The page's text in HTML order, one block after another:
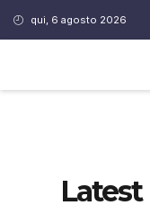
qui, 6 agosto 2026